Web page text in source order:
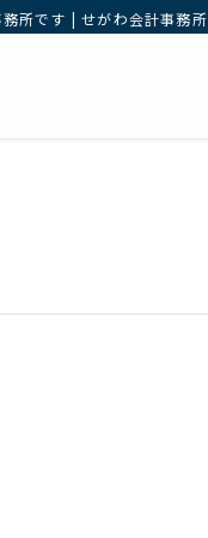
所です | せがわ会計事務所